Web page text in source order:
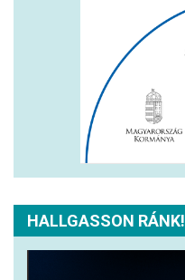
HALLGASSON RÁNK!